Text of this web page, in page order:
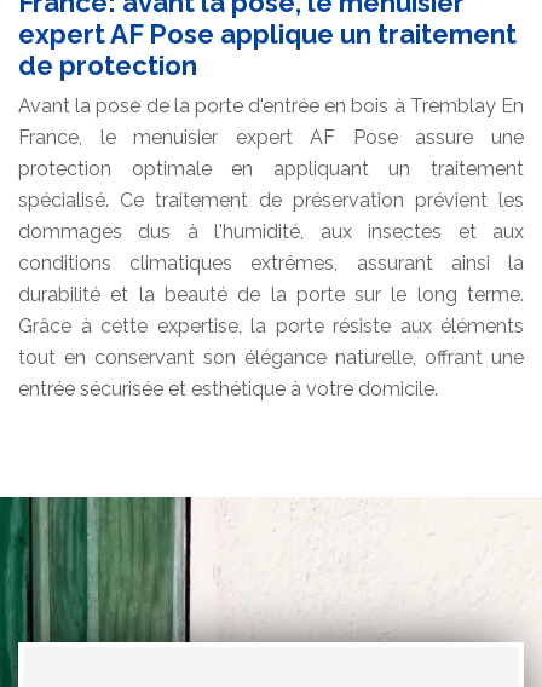
expert AF Pose applique un traitement
de protection
Avant la pose de la porte d'entrée en bois à Tremblay En
France, le menuisier expert AF Pose assure une
protection optimale en appliquant un traitement
spécialisé. Ce traitement de préservation prévient les
dommages dus à l'humidité, aux insectes et aux
conditions climatiques extrêmes, assurant ainsi la
durabilité et la beauté de la porte sur le long terme.
Grâce à cette expertise, la porte résiste aux éléments
tout en conservant son élégance naturelle, offrant une
entrée sécurisée et esthétique à votre domicile.